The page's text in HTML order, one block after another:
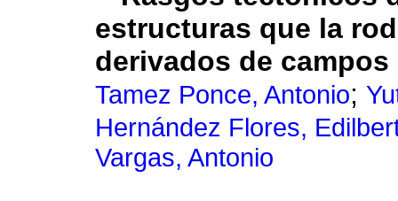
estructuras que la
derivados de
Tamez Ponce, Antonio;
Hernández Flores,
Vargas, Antonio